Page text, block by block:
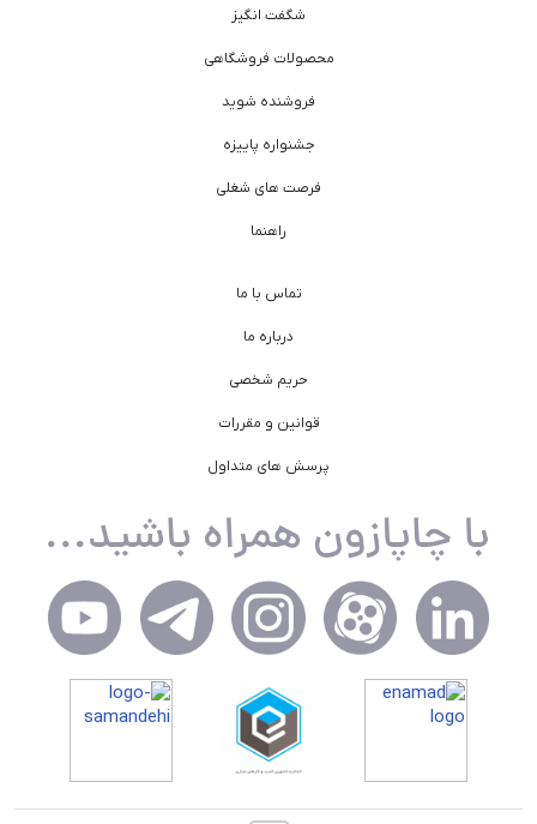
شگفت انگیز
محصولات فروشگاهی
فروشنده شوید
جشنواره پاییزه
فرصت های شغلی
راهنما
تماس با ما
درباره ما
حریم شخصی
قوانین و مقررات
پرسش های متداول